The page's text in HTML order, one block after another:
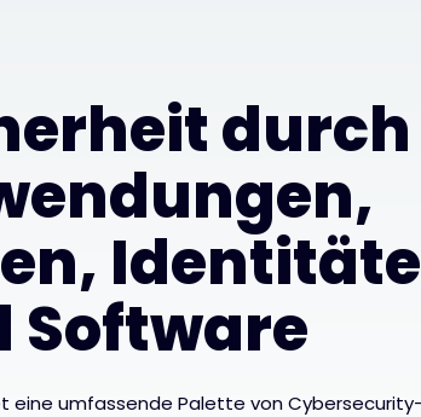
durch
Software
eine umfassende Palette von